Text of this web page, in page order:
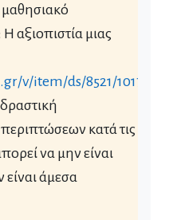
αξιοπιστία μιας
v/item/ds/8521/1017
κατά τις
να μην είναι
άμεσα